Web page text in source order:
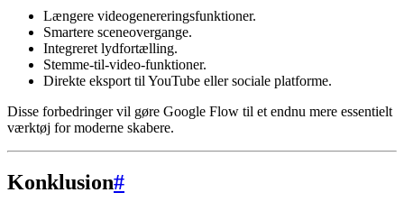
Længere videogenereringsfunktioner.
Smartere sceneovergange.
Integreret lydfortælling.
Stemme-til-video-funktioner.
Direkte eksport til YouTube eller sociale platforme.
Disse forbedringer vil gøre Google Flow til et endnu mere essentielt
værktøj for moderne skabere.
Konklusion#